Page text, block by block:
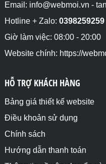
Email: info@webmoi.vn -
Hotline + Zalo: 0398259259
Giờ làm việc: 08:00 - 20:00
Website chính: https://
HỖ TRỢ KHÁCH HÀNG
Bảng giá thiết kế website
Điều khoản sử dụng
Chính sách
Hướng dẫn thanh toán